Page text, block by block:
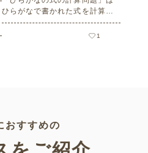
ひらがなで書かれた式を計算す
る問題です。想像力やワーキン
グメモリのトレーニングとして
1
おすすめの